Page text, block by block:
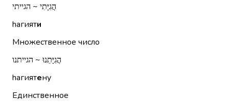
הֲגִיָּתִי ~ הגייתי
hагияти
Множественное число
הֲגִיָּתֵנוּ ~ הגייתנו
hагиятену
Единственное